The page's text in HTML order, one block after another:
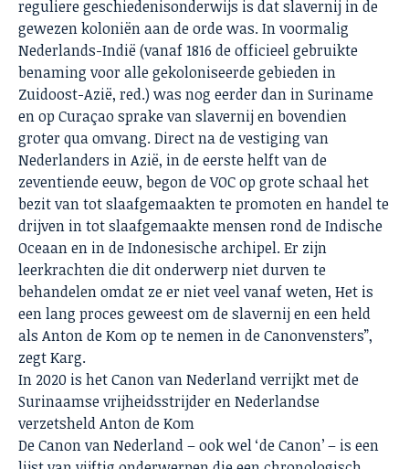
reguliere geschiedenisonderwijs is dat slavernij in de
gewezen koloniën aan de orde was. In voormalig
Nederlands-Indië (vanaf 1816 de officieel gebruikte
benaming voor alle gekoloniseerde gebieden in
Zuidoost-Azië, red.) was nog eerder dan in Suriname
en op Curaçao sprake van slavernij en bovendien
groter qua omvang. Direct na de vestiging van
Nederlanders in Azië, in de eerste helft van de
zeventiende eeuw, begon de VOC op grote schaal het
bezit van tot slaafgemaakten te promoten en handel te
drijven in tot slaafgemaakte mensen rond de Indische
Oceaan en in de Indonesische archipel. Er zijn
leerkrachten die dit onderwerp niet durven te
behandelen omdat ze er niet veel vanaf weten, Het is
een lang proces geweest om de slavernij en een held
als Anton de Kom op te nemen in de Canonvensters”,
zegt Karg.
In 2020 is het Canon van Nederland verrijkt met de
Surinaamse vrijheidsstrijder en Nederlandse
verzetsheld Anton de Kom
De Canon van Nederland – ook wel ‘de Canon’ – is een